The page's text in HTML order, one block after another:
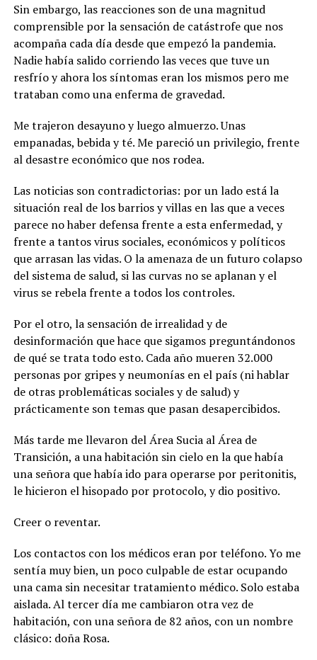
Sin embargo, las reacciones son de una magnitud
comprensible por la sensación de catástrofe que nos
acompaña cada día desde que empezó la pandemia.
Nadie había salido corriendo las veces que tuve un
resfrío y ahora los síntomas eran los mismos pero me
trataban como una enferma de gravedad.
Me trajeron desayuno y luego almuerzo. Unas
empanadas, bebida y té. Me pareció un privilegio, frente
al desastre económico que nos rodea.
Las noticias son contradictorias: por un lado está la
situación real de los barrios y villas en las que a veces
parece no haber defensa frente a esta enfermedad, y
frente a tantos virus sociales, económicos y políticos
que arrasan las vidas. O la amenaza de un futuro colapso
del sistema de salud, si las curvas no se aplanan y el
virus se rebela frente a todos los controles.
Por el otro, la sensación de irrealidad y de
desinformación que hace que sigamos preguntándonos
de qué se trata todo esto. Cada año mueren 32.000
personas por gripes y neumonías en el país (ni hablar
de otras problemáticas sociales y de salud) y
prácticamente son temas que pasan desapercibidos.
Más tarde me llevaron del Área Sucia al Área de
Transición, a una habitación sin cielo en la que había
una señora que había ido para operarse por peritonitis,
le hicieron el hisopado por protocolo, y dio positivo.
Creer o reventar.
Los contactos con los médicos eran por teléfono. Yo me
sentía muy bien, un poco culpable de estar ocupando
una cama sin necesitar tratamiento médico. Solo estaba
aislada. Al tercer día me cambiaron otra vez de
habitación, con una señora de 82 años, con un nombre
clásico: doña Rosa.